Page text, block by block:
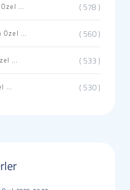
... ( 578 )
Özel ... ( 560 )
... ( 533 )
... ( 530 )